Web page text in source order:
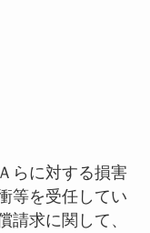
らに対する損害
等を受任してい
請求に関して、